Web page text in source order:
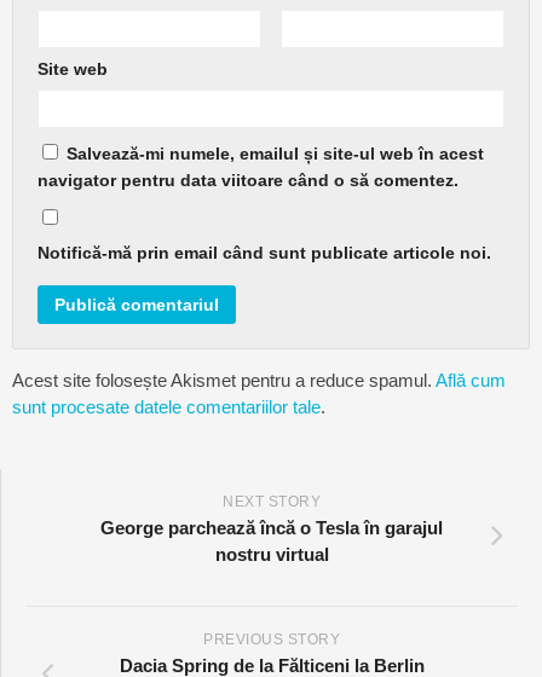
Site web
Salvează-mi numele, emailul și site-ul web în acest
navigator pentru data viitoare când o să comentez.
Notifică-mă prin email când sunt publicate articole noi.
Acest site folosește Akismet pentru a reduce spamul. Află cum
sunt procesate datele comentariilor tale.
NEXT STORY
George parchează încă o Tesla în garajul
nostru virtual
PREVIOUS STORY
Dacia Spring de la Fălticeni la Berlin